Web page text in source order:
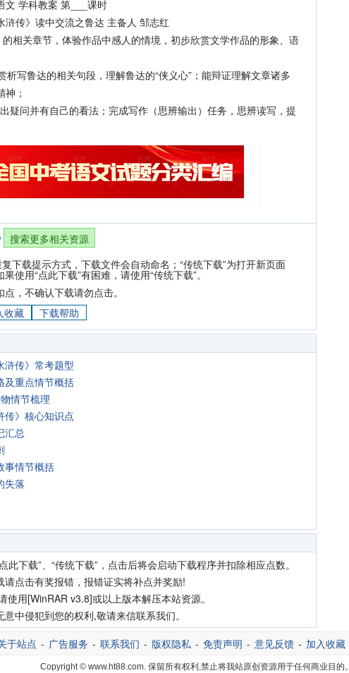
学科教案 第___课时
》读中交流之鲁达 主备人 邹志红
关章节，体验作品中感人的情境，初步欣赏文学作品的形象、语
写鲁达的相关句段，理解鲁达的“侠义心”；能辩证理解文章诸多
神；
问并有自己的看法；完成写作（思辨输出）任务，思辨读写，提
搜索更多相关资源
下载提示方式，下载文件会自动命名；“传统下载”为打开新页面
使用“点此下载”有困难，请使用“传统下载”。
，不确认下载请勿点击。
收藏 下载帮助
浒传》常考题型
及重点情节概括
情节梳理
传》核心知识点
汇总
事情节概括
失落
此下载”、“传统下载”，点击后将会启动下载程序并扣除相应点数。
点击有奖报错，报错证实将补点并奖励!
使用[WinRAR v3.8]或以上版本解压本站资源。
中侵犯到您的权利,敬请来信联系我们。
于站点 - 广告服务 - 联系我们 - 版权隐私 - 免责声明 - 意见反馈 - 加入收藏
Copyright © www.ht88.com. 保留所有权利,禁止将我站原创资源用于任何商业目的。